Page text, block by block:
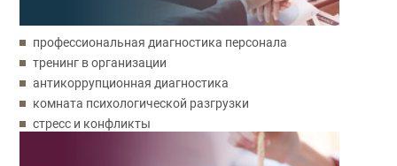
профессиональная диагностика персонала
тренинг в организации
антикоррупционная диагностика
комната психологической разгрузки
стресс и конфликты